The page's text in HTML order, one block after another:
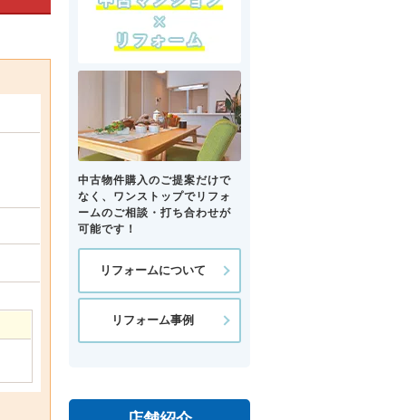
中古物件購入のご提案だけで
なく、ワンストップでリフォ
ームのご相談・打ち合わせが
可能です！
リフォームについて
リフォーム事例